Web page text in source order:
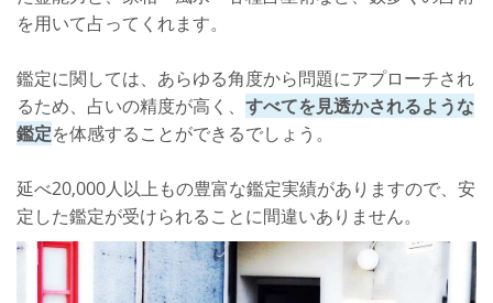
を用いて占ってくれます。
鑑定に関しては、あらゆる角度から問題にアプローチされ
るため、占いの精度が高く、 すべてを見透かされるような
鑑定を体感することができるでしょう。
延べ20,000人以上もの豊富な鑑定実績がありますので、安
定した鑑定が受けられることに間違いありません。